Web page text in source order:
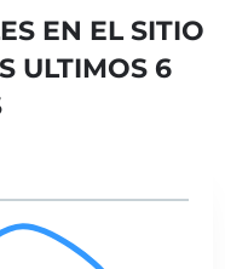
EN EL SITIO
ULTIMOS 6